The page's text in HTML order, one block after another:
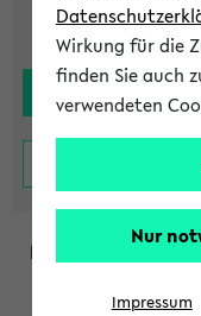
Wirkung für die
finden Sie auch
verwendeten
Nur
Impressum